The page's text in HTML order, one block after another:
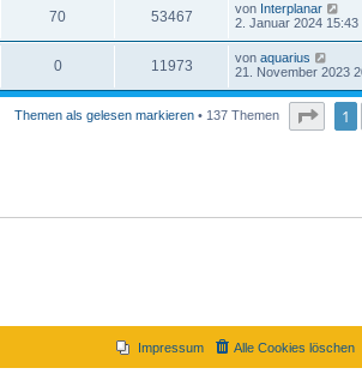
70 53467 von Interplanar
2. Januar 2024 15:43
0 11973 von aquarius
21. November 2023
Themen als gelesen markieren • 137 Themen Seite1
Alle Cookies löschen
Impressum